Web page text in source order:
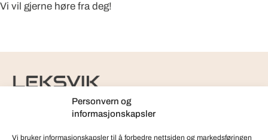
Personvern og
informasjonskapsler
Vi bruker informasjonskapsler til å forbedre nettsiden og markedsføringen
Vi vil gjerne høre fra deg!
Org.nr.: 997 125 835